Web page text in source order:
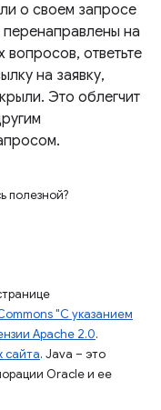
о своем запросе
на
вопросов, ответьте
на заявку,
Это облегчит
полезной?
"С указанием
Apache 2.0.
сайта. Java – это
Oracle и ее